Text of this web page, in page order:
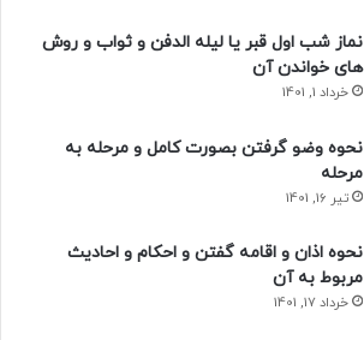
نماز شب اول قبر یا لیله الدفن و ثواب و روش
های خواندن آن
خرداد 1, 1401
نحوه وضو گرفتن بصورت کامل و مرحله به
مرحله
تیر 16, 1401
نحوه اذان و اقامه گفتن و احکام و احادیث
مربوط به آن
خرداد 17, 1401